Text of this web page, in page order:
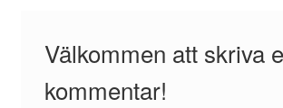
Välkommen att skriva
kommentar!